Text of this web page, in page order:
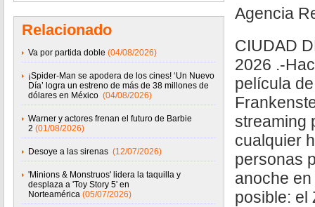
Relacionado
Va por partida doble (04/08/2026)
¡Spider-Man se apodera de los cines! ‘Un Nuevo
Día’ logra un estreno de más de 38 millones de
dólares en México (04/08/2026)
Warner y actores frenan el futuro de Barbie
2 (01/08/2026)
Desoye a las sirenas (12/07/2026)
'Minions & Monstruos' lidera la taquilla y
desplaza a 'Toy Story 5' en
Norteamérica (05/07/2026)
Agencia
CIUDAD
2026 .-
película
streaming
cualquier
personas
anoche
posible: el